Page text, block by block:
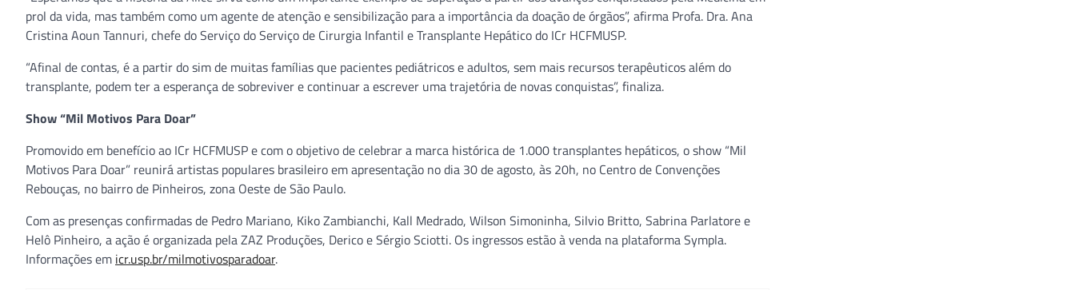
prol da vida, mas também como um agente de atenção e sensibilização para a importância da doação de órgãos”, afirma Profa. Dra. Ana
Cristina Aoun Tannuri, chefe do Serviço do Serviço de Cirurgia Infantil e Transplante Hepático do ICr HCFMUSP.
“Afinal de contas, é a partir do sim de muitas famílias que pacientes pediátricos e adultos, sem mais recursos terapêuticos além do
transplante, podem ter a esperança de sobreviver e continuar a escrever uma trajetória de novas conquistas”, finaliza.
Show “Mil Motivos Para Doar”
Promovido em benefício ao ICr HCFMUSP e com o objetivo de celebrar a marca histórica de 1.000 transplantes hepáticos, o show “Mil
Motivos Para Doar” reunirá artistas populares brasileiro em apresentação no dia 30 de agosto, às 20h, no Centro de Convenções
Rebouças, no bairro de Pinheiros, zona Oeste de São Paulo.
Com as presenças confirmadas de Pedro Mariano, Kiko Zambianchi, Kall Medrado, Wilson Simoninha, Silvio Britto, Sabrina Parlatore e
Helô Pinheiro, a ação é organizada pela ZAZ Produções, Derico e Sérgio Sciotti. Os ingressos estão à venda na plataforma Sympla.
Informações em icr.usp.br/milmotivosparadoar.